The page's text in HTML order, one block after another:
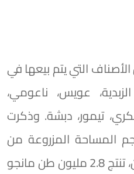
التي يتم بيعها في
عويس، ناعومي،
تيمور، دبشة. وذكرت
حجم المساحة المزروعة من
المانجو هو 289 ألف فدان، تنتج 2.8 مليون طن مانجو